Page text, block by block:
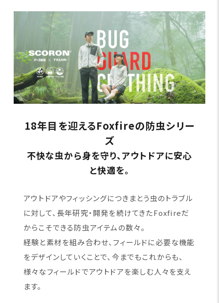
18年目を迎えるFoxfireの防虫シリー
ズ
不快な虫から身を守り、アウトドアに安心
と快適を。
アウトドアやフィッシングにつきまとう虫のトラブル
に対して、長年研究・開発を続けてきたFoxfireだ
からこそできる防虫アイテムの数々。
経験と素材を組み合わせ、フィールドに必要な機能
をデザインしていくことで、今までもこれからも、
様々なフィールドでアウトドアを楽しむ人々を支え
ます。